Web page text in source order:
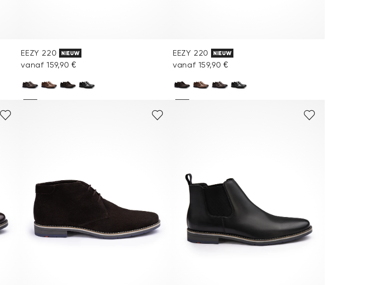
EEZY 220 NIEUW
vanaf 159,90 €
EEZY 220 NIEUW
vanaf 159,90 €